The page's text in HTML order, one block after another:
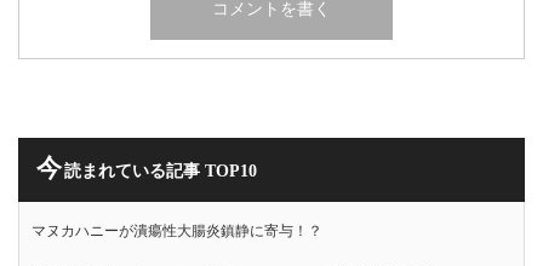
今読まれている記事 TOP10
マヌカハニーが潰瘍性大腸炎鎮静に寄与！？